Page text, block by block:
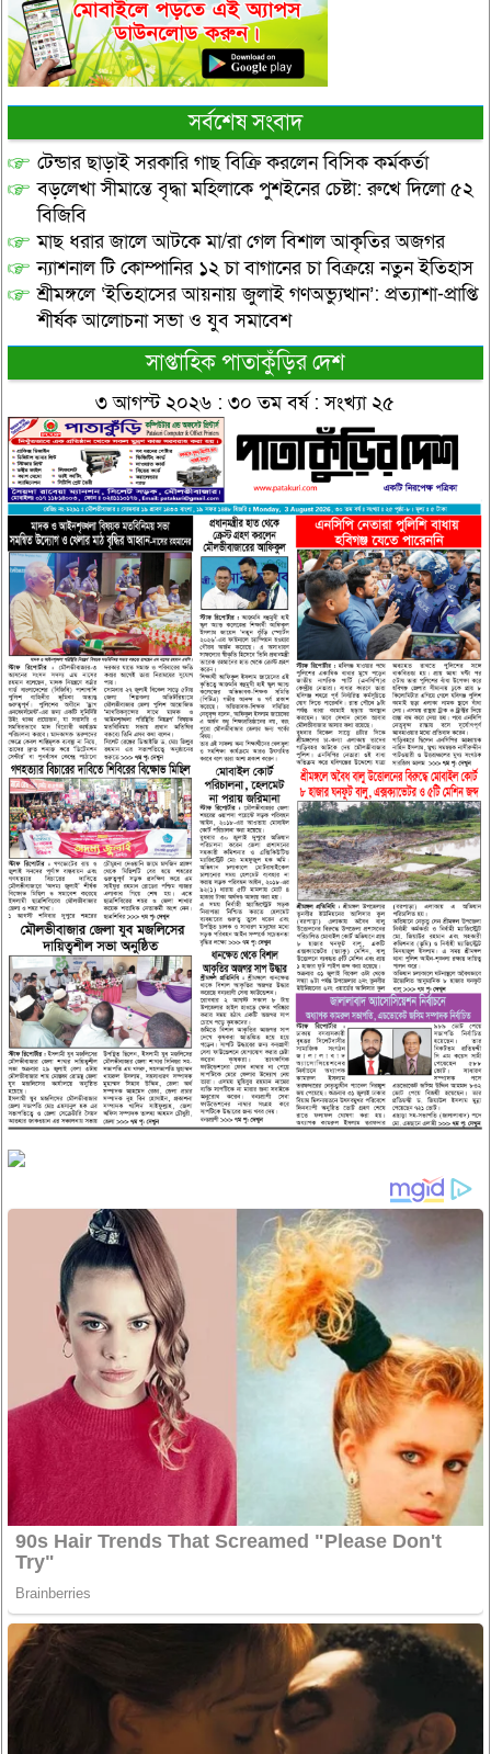
সর্বশেষ সংবাদ
টেন্ডার ছাড়াই সরকারি গাছ বিক্রি করলেন বিসিক কর্মকর্তা
বড়লেখা সীমান্তে বৃদ্ধা মহিলাকে পুশইনের চেষ্টা: রুখে দিলো ৫২
বিজিবি
মাছ ধরার জালে আটকে মা/রা গেল বিশাল আকৃতির অজগর
ন্যাশনাল টি কোম্পানির ১২ চা বাগানের চা বিক্রয়ে নতুন ইতিহাস
শ্রীমঙ্গলে ‘ইতিহাসের আয়নায় জুলাই গণঅভ্যুত্থান’: প্রত্যাশা-প্রাপ্তি
শীর্ষক আলোচনা সভা ও যুব সমাবেশ
সাপ্তাহিক পাতাকুঁড়ির দেশ
৩ আগস্ট ২০২৬ : ৩০ তম বর্ষ : সংখ্যা ২৫